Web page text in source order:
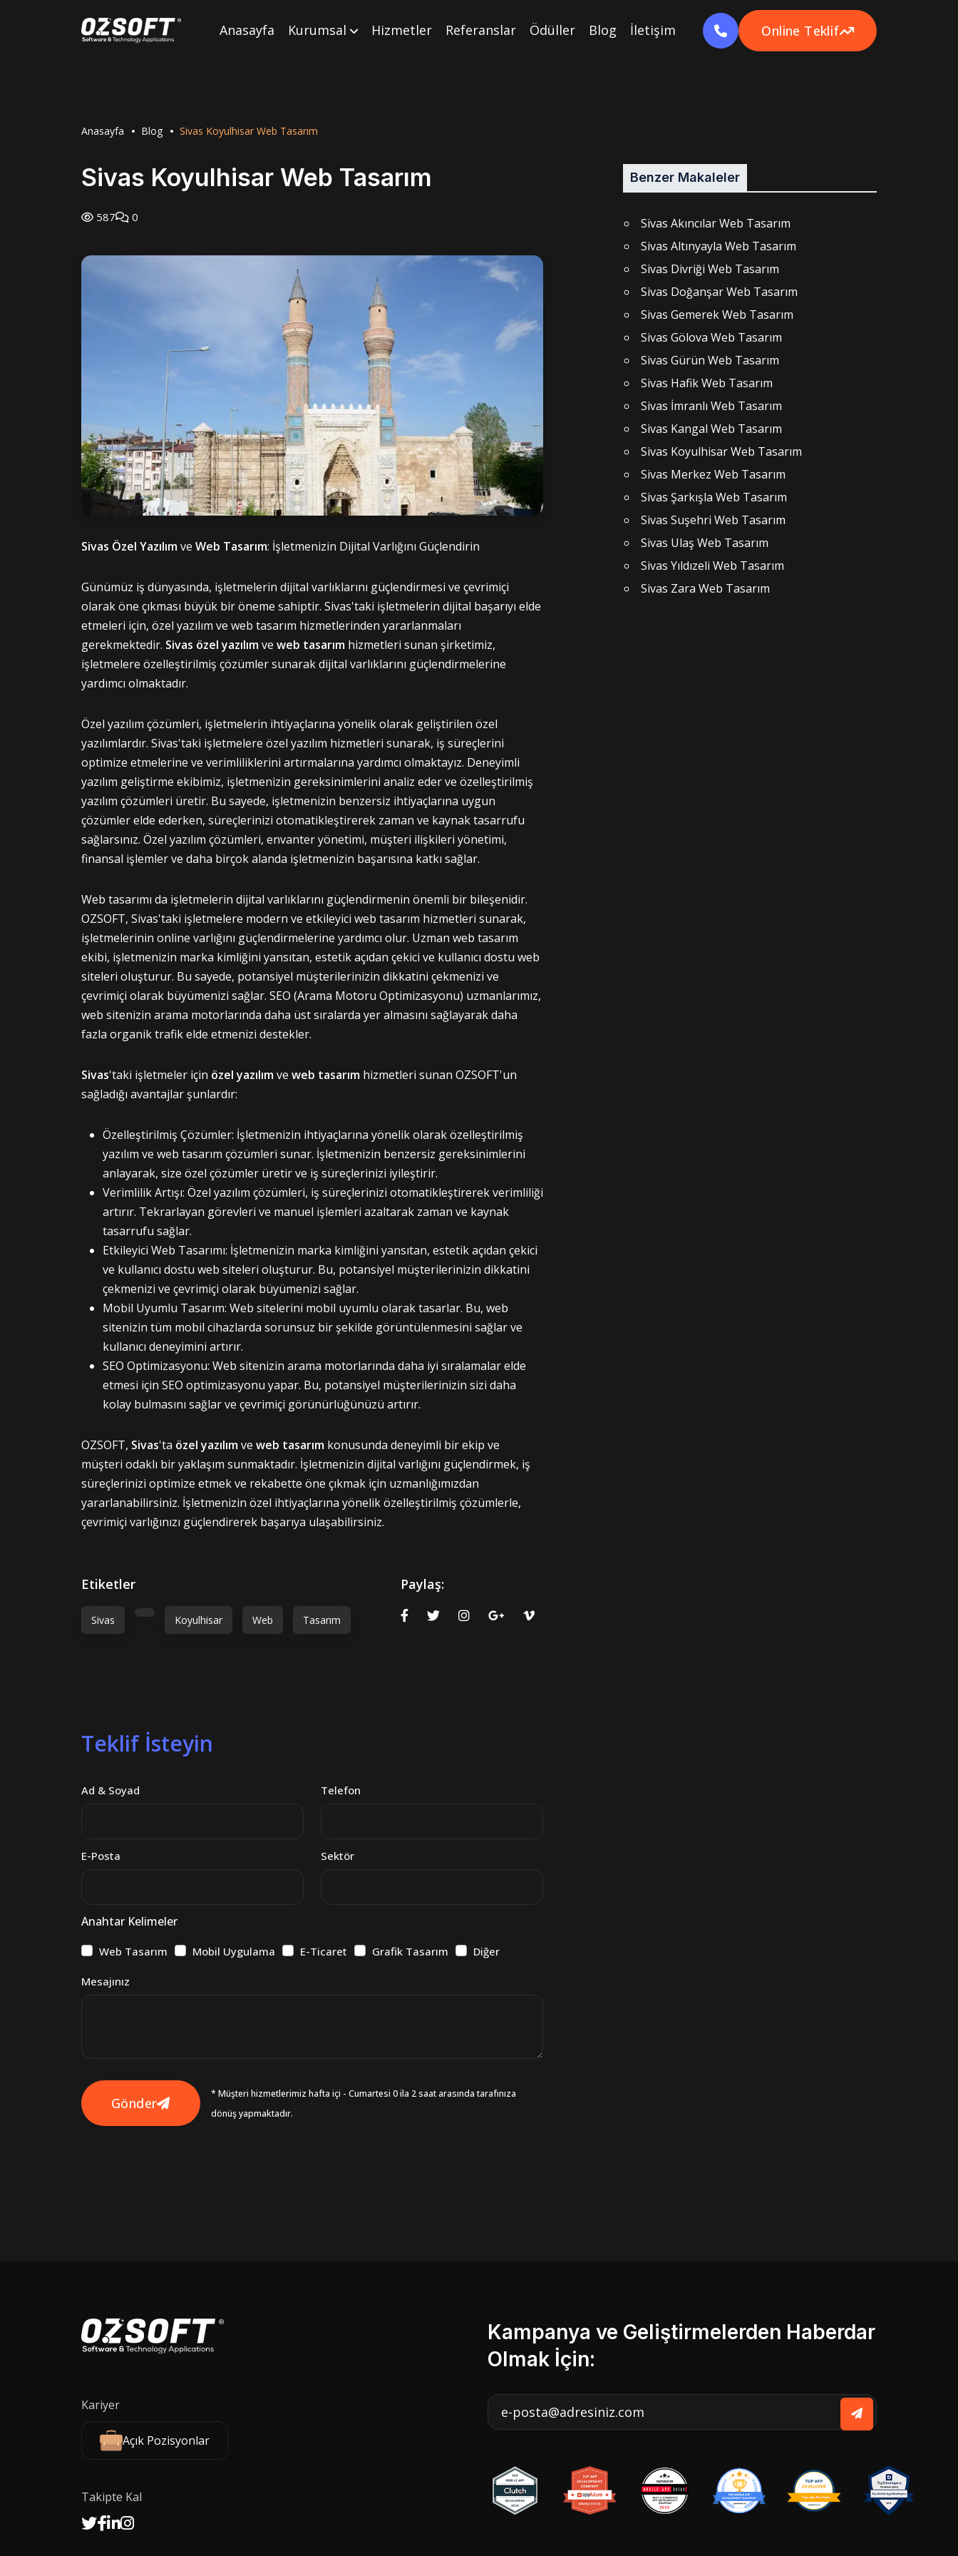
Anasayfa Kurumsal Hizmetler Referanslar Ödüller Blog İletişim Online Teklif
Anasayfa Blog Sivas Koyulhisar Web Tasarım
Sivas Koyulhisar Web Tasarım
587 0
Sivas Özel Yazılımve Web Tasarım: İşletmenizin Dijital Varlığını Güçlendirin
Günümüz iş dünyasında, işletmelerin dijital varlıklarını güçlendirmesi ve çevrimiçi
olarak öne çıkması büyük bir öneme sahiptir. Sivas'taki işletmelerin dijital başarıyı elde
etmeleri için, özel yazılım ve web tasarım hizmetlerinden yararlanmaları
gerekmektedir. Sivas özel yazılımve web tasarım hizmetleri sunan şirketimiz,
işletmelere özelleştirilmiş çözümler sunarak dijital varlıklarını güçlendirmelerine
yardımcı olmaktadır.
Özel yazılım çözümleri, işletmelerin ihtiyaçlarına yönelik olarak geliştirilen özel
yazılımlardır. Sivas'taki işletmelere özel yazılım hizmetleri sunarak, iş süreçlerini
optimize etmelerine ve verimliliklerini artırmalarına yardımcı olmaktayız. Deneyimli
yazılım geliştirme ekibimiz, işletmenizin gereksinimlerini analiz eder ve özelleştirilmiş
yazılım çözümleri üretir. Bu sayede, işletmenizin benzersiz ihtiyaçlarına uygun
çözümler elde ederken, süreçlerinizi otomatikleştirerek zaman ve kaynak tasarrufu
sağlarsınız. Özel yazılım çözümleri, envanter yönetimi, müşteri ilişkileri yönetimi,
finansal işlemler ve daha birçok alanda işletmenizin başarısına katkı sağlar.
Web tasarımı da işletmelerin dijital varlıklarını güçlendirmenin önemli bir bileşenidir.
OZSOFT, Sivas'taki işletmelere modern ve etkileyici web tasarım hizmetleri sunarak,
işletmelerinin online varlığını güçlendirmelerine yardımcı olur. Uzman web tasarım
ekibi, işletmenizin marka kimliğini yansıtan, estetik açıdan çekici ve kullanıcı dostu web
siteleri oluşturur. Bu sayede, potansiyel müşterilerinizin dikkatini çekmenizi ve
çevrimiçi olarak büyümenizi sağlar. SEO (Arama Motoru Optimizasyonu) uzmanlarımız,
web sitenizin arama motorlarında daha üst sıralarda yer almasını sağlayarak daha
fazla organik trafik elde etmenizi destekler.
Sivas'taki işletmeler için özel yazılımve web tasarım hizmetleri sunan OZSOFT'un
sağladığı avantajlar şunlardır:
Özelleştirilmiş Çözümler: İşletmenizin ihtiyaçlarına yönelik olarak özelleştirilmiş
yazılım ve web tasarım çözümleri sunar. İşletmenizin benzersiz gereksinimlerini
anlayarak, size özel çözümler üretir ve iş süreçlerinizi iyileştirir.
Verimlilik Artışı: Özel yazılım çözümleri, iş süreçlerinizi otomatikleştirerek verimliliği
artırır. Tekrarlayan görevleri ve manuel işlemleri azaltarak zaman ve kaynak
tasarrufu sağlar.
Etkileyici Web Tasarımı: İşletmenizin marka kimliğini yansıtan, estetik açıdan çekici
ve kullanıcı dostu web siteleri oluşturur. Bu, potansiyel müşterilerinizin dikkatini
çekmenizi ve çevrimiçi olarak büyümenizi sağlar.
Mobil Uyumlu Tasarım: Web sitelerini mobil uyumlu olarak tasarlar. Bu, web
sitenizin tüm mobil cihazlarda sorunsuz bir şekilde görüntülenmesini sağlar ve
kullanıcı deneyimini artırır.
SEO Optimizasyonu: Web sitenizin arama motorlarında daha iyi sıralamalar elde
etmesi için SEO optimizasyonu yapar. Bu, potansiyel müşterilerinizin sizi daha
kolay bulmasını sağlar ve çevrimiçi görünürlüğünüzü artırır.
OZSOFT, Sivas'ta özel yazılımve web tasarım konusunda deneyimli bir ekip ve
müşteri odaklı bir yaklaşım sunmaktadır. İşletmenizin dijital varlığını güçlendirmek, iş
süreçlerinizi optimize etmek ve rekabette öne çıkmak için uzmanlığımızdan
yararlanabilirsiniz. İşletmenizin özel ihtiyaçlarına yönelik özelleştirilmiş çözümlerle,
çevrimiçi varlığınızı güçlendirerek başarıya ulaşabilirsiniz.
Etiketler
Sivas Koyulhisar Web Tasarım
Paylaş:
Teklif İsteyin
Ad & Soyad Telefon
E-Posta Sektör
Anahtar Kelimeler
Web Tasarım Mobil Uygulama E-Ticaret Grafik Tasarım Diğer
Mesajınız
Gönder
* Müşteri hizmetlerimiz hafta içi - Cumartesi 0 ila 2 saat arasında tarafınıza
dönüş yapmaktadır.
Benzer Makaleler
Sivas Akıncılar Web Tasarım
Sivas Altınyayla Web Tasarım
Sivas Divriği Web Tasarım
Sivas Doğanşar Web Tasarım
Sivas Gemerek Web Tasarım
Sivas Gölova Web Tasarım
Sivas Gürün Web Tasarım
Sivas Hafik Web Tasarım
Sivas İmranlı Web Tasarım
Sivas Kangal Web Tasarım
Sivas Koyulhisar Web Tasarım
Sivas Merkez Web Tasarım
Sivas Şarkışla Web Tasarım
Sivas Suşehri Web Tasarım
Sivas Ulaş Web Tasarım
Sivas Yıldızeli Web Tasarım
Sivas Zara Web Tasarım
Kariyer
Açık Pozisyonlar
Takipte Kal
Kampanya ve Geliştirmelerden Haberdar
Olmak İçin: